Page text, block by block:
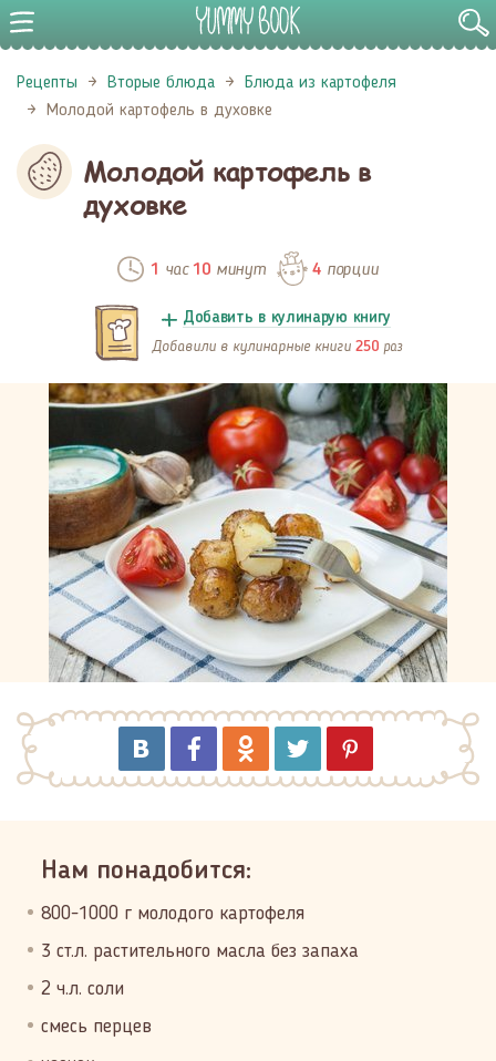
Рецепты Вторые блюда
Блюда из картофеля
Молодой картофель в духовке
Молодой картофель в
духовке
1 час 10минут 4порции
Добавить в кулинарую книгу
Добавили в кулинарные книги 250 раз
Нам понадобится:
800-1000 г молодого картофеля
3 ст.л. растительного масла без запаха
2 ч.л. соли
смесь перцев